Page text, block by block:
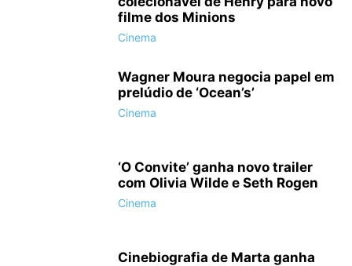
filme dos Minions
Cinema
Wagner Moura negocia papel em
prelúdio de ‘Ocean’s’
Cinema
‘O Convite’ ganha novo trailer
com Olivia Wilde e Seth Rogen
Cinema
Cinebiografia de Marta ganha